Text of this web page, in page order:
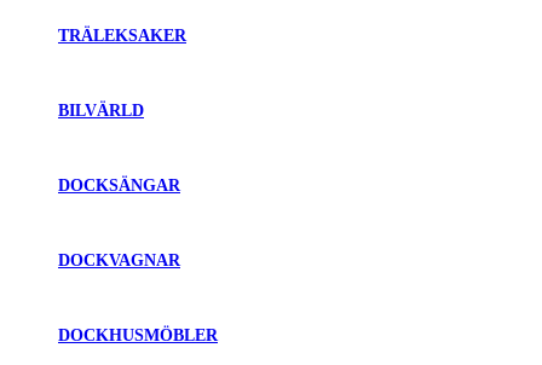
TRÄLEKSAKER
BILVÄRLD
DOCKSÄNGAR
DOCKVAGNAR
DOCKHUSMÖBLER